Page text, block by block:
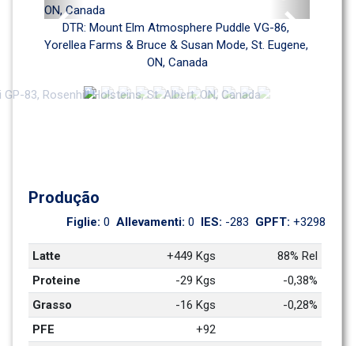
DTR: Mount Elm Atmosphere Puddle VG-86,
Yorellea Farms & Bruce & Susan Mode, St. Eugene,
ON, Canada
Previous
Produção
Figlie: 0 Allevamenti: 0 IES: -283 GPFT: +3298
Latte +449 Kgs
88% Rel
Proteine
-29 Kgs
-0,38%
Grasso
-16 Kgs
-0,28%
PFE
+92